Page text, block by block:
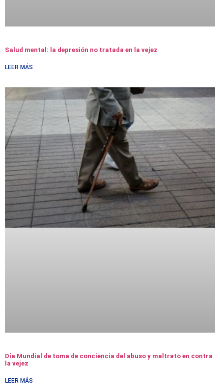
Salud mental: la depresión no tratada en la vejez
LEER MÁS
Día Mundial de toma de conciencia del abuso y maltrato en contra
la vejez
LEER MÁS